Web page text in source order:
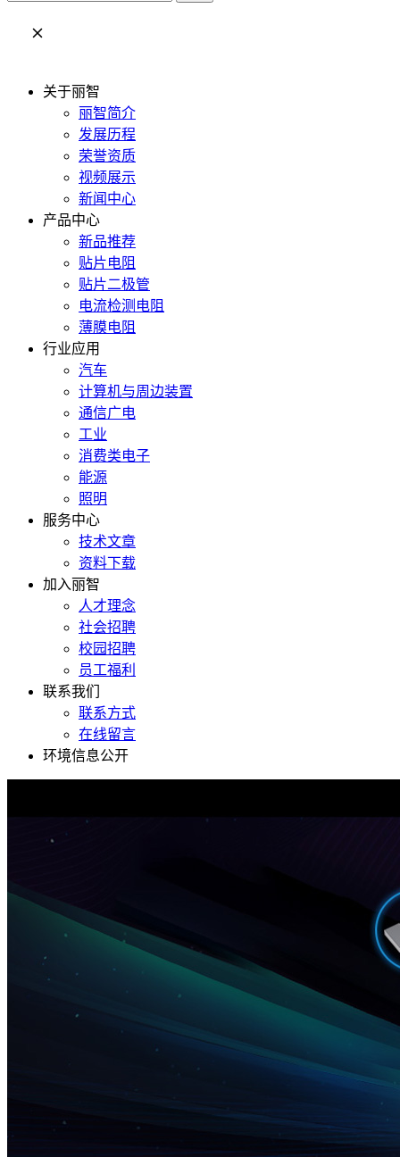
关于丽智
丽智简介
发展历程
荣誉资质
视频展示
新闻中心
产品中心
新品推荐
贴片电阻
贴片二极管
电流检测电阻
薄膜电阻
行业应用
汽车
计算机与周边装置
通信广电
工业
消费类电子
能源
照明
服务中心
技术文章
资料下载
加入丽智
人才理念
社会招聘
校园招聘
员工福利
联系我们
联系方式
在线留言
环境信息公开